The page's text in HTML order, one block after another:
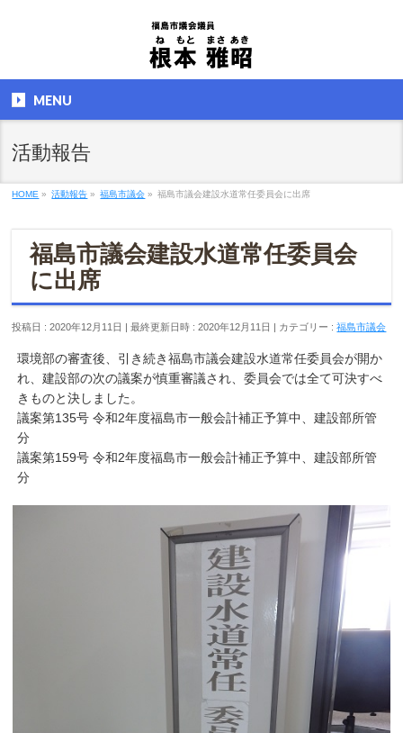
MENU
活動報告
HOME » 活動報告 » 福島市議会 » 福島市議会建設水道常任委員会に出席
福島市議会建設水道常任委員会
に出席
投稿日 : 2020年12月11日 最終更新日時 : 2020年12月11日 カテゴリー :福島市議会
環境部の審査後、引き続き福島市議会建設水道常任委員会が開か
れ、建設部の次の議案が慎重審議され、委員会では全て可決すべ
きものと決しました。
議案第135号 令和2年度福島市一般会計補正予算中、建設部所管
分
議案第159号 令和2年度福島市一般会計補正予算中、建設部所管
分